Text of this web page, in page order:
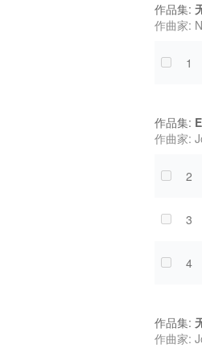
作品集:
作曲家:
1
作品集:
作曲家:
2
3
4
作品集:
作曲家: